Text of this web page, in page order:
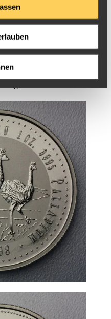
worden.
Fourmetal-Sets gab es auch
mit einer EMU-Münze und
Sonderedition bot die Perth
ohne Münzen an, um die